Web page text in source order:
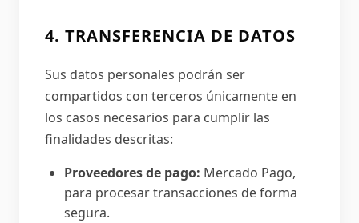
4. TRANSFERENCIA DE DATOS
Sus datos personales podrán ser
compartidos con terceros únicamente en
los casos necesarios para cumplir las
finalidades descritas:
Proveedores de pago: Mercado Pago,
para procesar transacciones de forma
segura.